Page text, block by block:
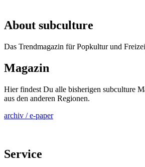
About subculture
Das Trendmagazin für Popkultur und
Magazin
Hier findest Du alle bisherigen subculture
aus den anderen Regionen.
archiv / e-paper
Service